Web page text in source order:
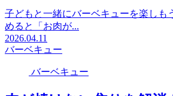
子どもと一緒にバーベキューを楽し
めると「お肉が...
2026.04.11
バーベキュー
バーベキュー